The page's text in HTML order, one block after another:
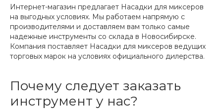
Интернет-магазин предлагает Насадки для миксеров
на выгодных условиях. Мы работаем напрямую с
производителями и доставляем вам только самые
надежные инструменты со склада в Новосибирске.
Компания поставляет Насадки для миксеров ведущих
торговых марок на условиях официального дилерства.
Почему следует заказать
инструмент у нас?